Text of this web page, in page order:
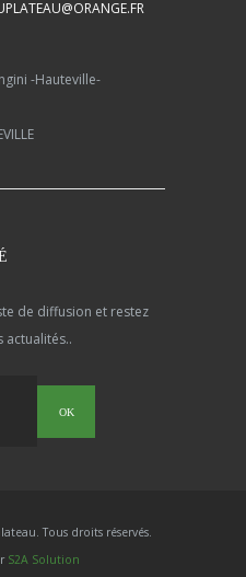
-Hauteville-
de diffusion et restez
actualités..
OK
Tous droits réservés.
S2A Solution